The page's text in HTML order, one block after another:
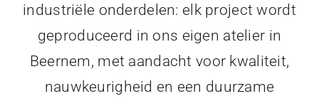
industriële onderdelen: elk project wordt
geproduceerd in ons eigen atelier in
Beernem, met aandacht voor kwaliteit,
nauwkeurigheid en een duurzame